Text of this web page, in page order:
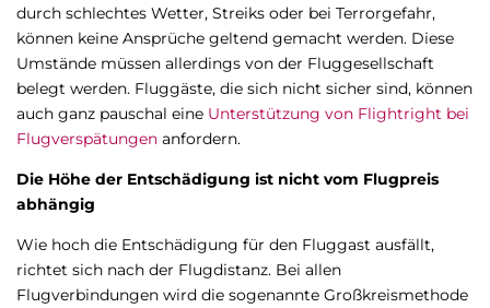
durch schlechtes Wetter, Streiks oder bei Terrorgefahr,
können keine Ansprüche geltend gemacht werden. Diese
Umstände müssen allerdings von der Fluggesellschaft
belegt werden. Fluggäste, die sich nicht sicher sind, können
auch ganz pauschal eine Unterstützung von Flightright bei
Flugverspätungen anfordern.
Die Höhe der Entschädigung ist nicht vom Flugpreis
abhängig
Wie hoch die Entschädigung für den Fluggast ausfällt,
richtet sich nach der Flugdistanz. Bei allen
Flugverbindungen wird die sogenannte Großkreismethode